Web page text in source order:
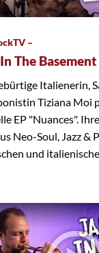
–
The
Italienerin,
Tiziana Moi
EP "Nuances".
Neo-Soul, Jazz &
und